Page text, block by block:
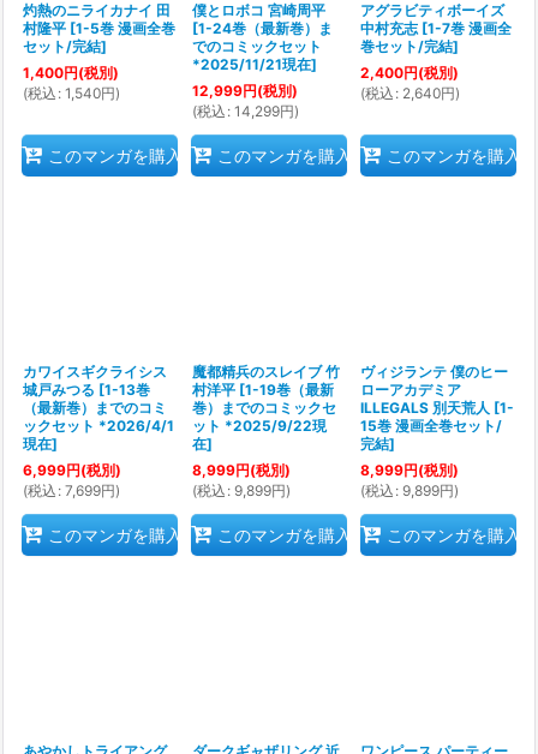
灼熱のニライカナイ 田
村隆平 [1-5巻 漫画全巻
セット/完結]
1,400円(税別)
(税込 : 1,540円)
このマンガを購入
僕とロボコ 宮崎周平
[1-24巻（最新巻）ま
でのコミックセット
*2025/11/21現在]
12,999円(税別)
(税込 : 14,299円)
このマンガを購入
アグラビティボーイズ
中村充志 [1-7巻 漫画全
巻セット/完結]
2,400円(税別)
(税込 : 2,640円)
このマンガを購入
カワイスギクライシス
城戸みつる [1-13巻
（最新巻）までのコミ
ックセット *2026/4/1
現在]
6,999円(税別)
(税込 : 7,699円)
このマンガを購入
魔都精兵のスレイブ 竹
村洋平 [1-19巻（最新
巻）までのコミックセ
ット *2025/9/22現
在]
8,999円(税別)
(税込 : 9,899円)
このマンガを購入
ヴィジランテ 僕のヒー
ローアカデミア
ILLEGALS 別天荒人 [1-
15巻 漫画全巻セット/
完結]
8,999円(税別)
(税込 : 9,899円)
このマンガを購入